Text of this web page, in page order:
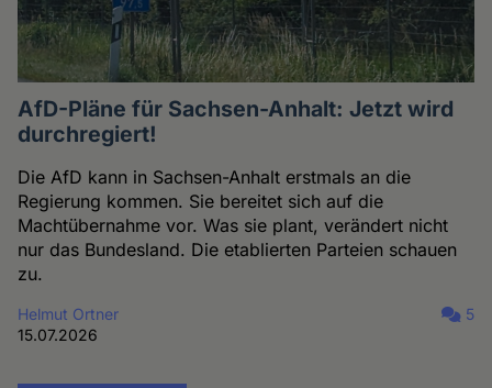
AfD-Pläne für Sachsen-Anhalt: Jetzt wird
durchregiert!
Die AfD kann in Sachsen-Anhalt erstmals an die
Regierung kommen. Sie bereitet sich auf die
Machtübernahme vor. Was sie plant, verändert nicht
nur das Bundesland. Die etablierten Parteien schauen
zu.
Helmut Ortner
15.07.2026
5